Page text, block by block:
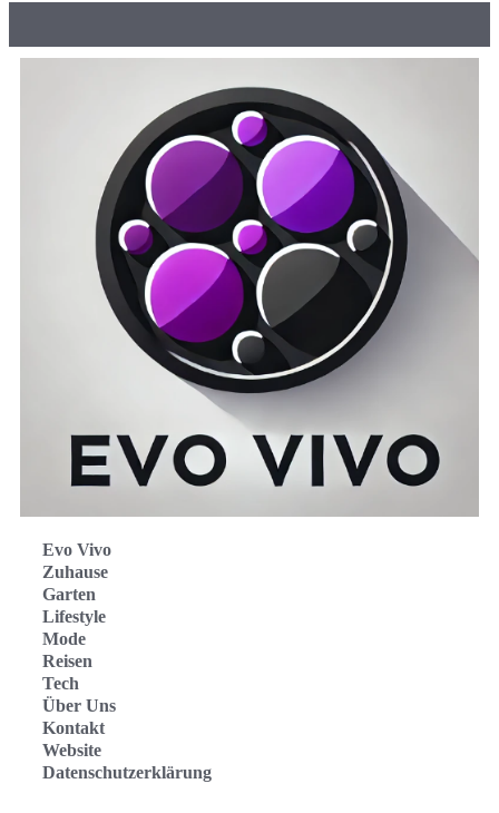
Evo Vivo
Zuhause
Garten
Lifestyle
Mode
Reisen
Tech
Über Uns
Kontakt
Website
Datenschutzerklärung